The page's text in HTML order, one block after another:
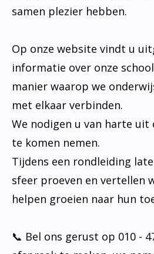
samen plezier hebben.
Op onze website vindt u
informatie over onze
manier waarop we
met elkaar verbinden.
We nodigen u van harte uit
te komen nemen.
Tijdens een rondleiding
sfeer proeven en vertellen
helpen groeien naar hun
📞 Bel ons gerust op 010 -